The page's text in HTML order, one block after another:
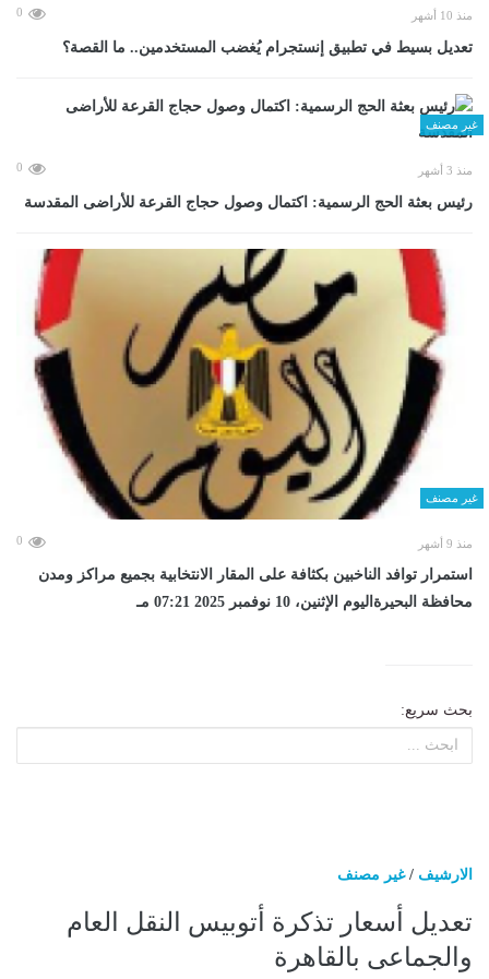
منذ 10 أشهر 0
تعديل بسيط في تطبيق إنستجرام يُغضب المستخدمين.. ما القصة؟
غير مصنف
منذ 3 أشهر 0
رئيس بعثة الحج الرسمية: اكتمال وصول حجاج القرعة للأراضى المقدسة
غير مصنف
منذ 9 أشهر 0
استمرار توافد الناخبين بكثافة على المقار الانتخابية بجميع مراكز ومدن
محافظة البحيرةاليوم الإثنين، 10 نوفمبر 2025 07:21 مـ
بحث سريع:
الارشيف /غير مصنف
تعديل أسعار تذكرة أتوبيس النقل العام
والجماعى بالقاهرة